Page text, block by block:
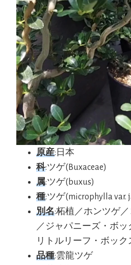
原産:日本
科:ツゲ(Buxaceae)
属:ツゲ(buxus)
種:ツゲ(microphylla var.
別名:柘植／ホンツゲ
／ジャパニーズ・ボッ
リトルリーフ・ボック
品種:雲龍ツゲ